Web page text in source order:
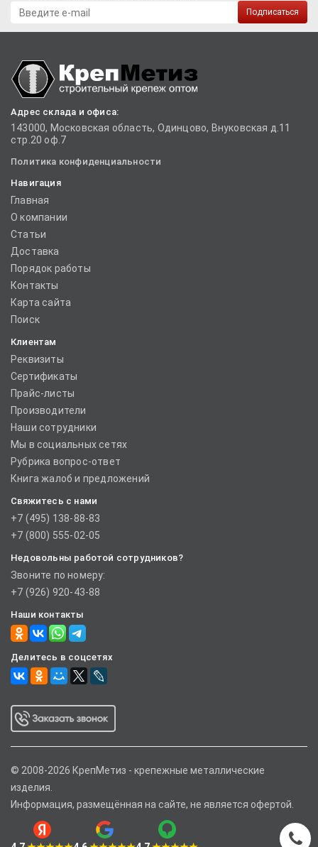
Подписаться
Адрес склада и офиса:
143000, Московская область, Одинцово, Внуковская д.11
стр.20 оф.7
Политика конфиденциальности
Навигация
Главная
О компании
Статьи
Доставка
Порядок работы
Контакты
Карта сайта
Поиск
Клиентам
Реквизиты
Сертификаты
Прайс-листы
Производители
Наши сотрудники
Мы в социальных сетях
Рубрика вопрос-ответ
Книга жалоб и предложений
Свяжитесь с нами
+7 (495) 138-88-83
+7 (800) 555-02-05
Недовольны работой сотрудников?
Звоните по номеру:
+7 (926) 920-43-88
Наши контакты
Делитесь в соцсетях
© 2008-2026 КрепМетиз - крепежные металлические
изделия.
Информация, размещённая на сайте, не является офертой.